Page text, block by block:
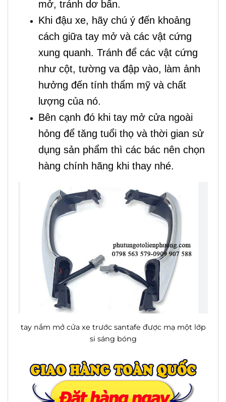
mở, tránh dơ bẩn.
Khi đậu xe, hãy chú ý đến khoảng
cách giữa tay mở và các vật cứng
xung quanh. Tránh để các vật cứng
như cột, tường va đập vào, làm ảnh
hưởng đến tính thẩm mỹ và chất
lượng của nó.
Bên cạnh đó khi tay mở cửa ngoài
hỏng để tăng tuổi thọ và thời gian sử
dụng sản phẩm thì các bác nên chọn
hàng chính hãng khi thay nhé.
tay nắm mở cửa xe trước santafe được mạ một lớp
si sáng bóng